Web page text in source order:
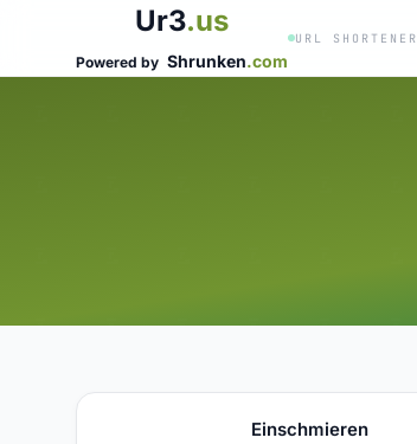
Ur3.us
Powered by Shrunken.com
URL SHORTENER
Einschmieren